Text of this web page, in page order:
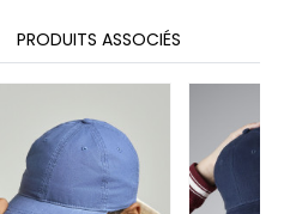
PRODUITS ASSOCIÉS